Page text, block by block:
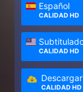
Español
CALIDAD HD
CALIDAD HD
Descargar
CALIDAD HD